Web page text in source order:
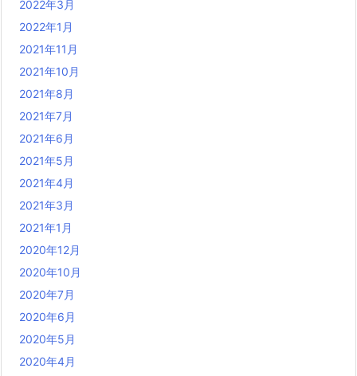
2022年3月
2022年1月
2021年11月
2021年10月
2021年8月
2021年7月
2021年6月
2021年5月
2021年4月
2021年3月
2021年1月
2020年12月
2020年10月
2020年7月
2020年6月
2020年5月
2020年4月